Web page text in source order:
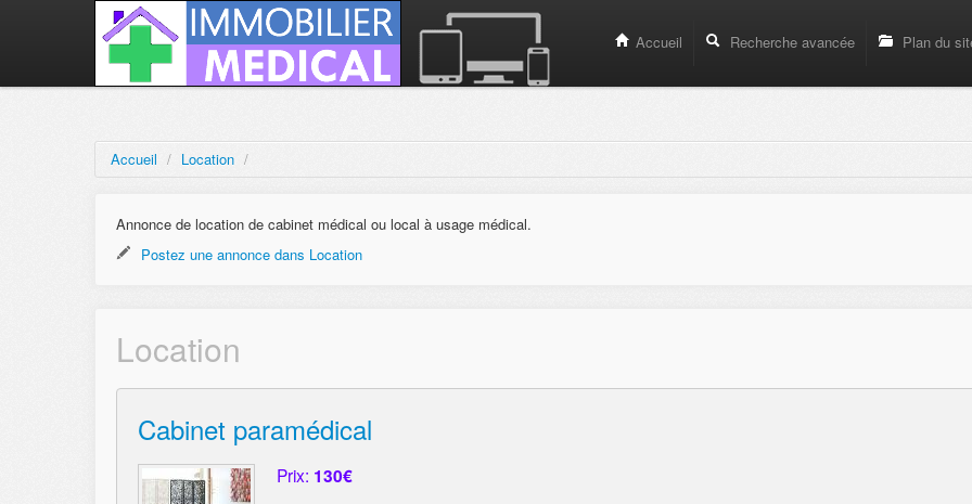
Accueil Recherche avancée Plan du
Accueil / Location /
Annonce de location de cabinet médical ou local à usage médical.
Postez une annonce dans Location
Location
Cabinet paramédical
Prix: 130€